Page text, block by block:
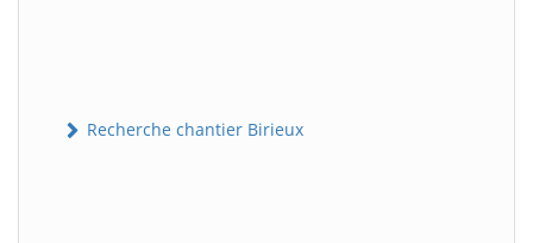
Recherche chantier Birieux